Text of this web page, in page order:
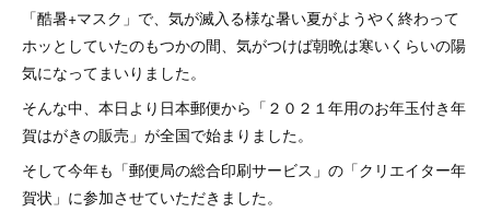
「酷暑+マスク」で、気が滅入る様な暑い夏がようやく終わって
ホッとしていたのもつかの間、気がつけば朝晩は寒いくらいの陽
気になってまいりました。
そんな中、本日より日本郵便から「２０２１年用のお年玉付き年
賀はがきの販売」が全国で始まりました。
そして今年も「郵便局の総合印刷サービス」の「クリエイター年
賀状」に参加させていただきました。